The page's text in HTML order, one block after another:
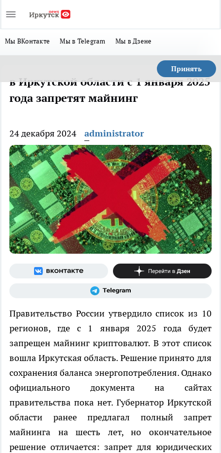
Мы ВКонтакте Мы в Telegram Мы в Дзене
Принять
в Иркутской области с 1 января 2025
года запретят майнинг
24 декабря 2024 administrator
Правительство России утвердило список из 10
регионов, где с 1 января 2025 года будет
запрещен майнинг криптовалют. В этот список
вошла Иркутская область. Решение принято для
сохранения баланса энергопотребления. Однако
официального документа на сайтах
правительства пока нет. Губернатор Иркутской
области ранее предлагал полный запрет
майнинга на шесть лет, но окончательное
решение отличается: запрет для юридических